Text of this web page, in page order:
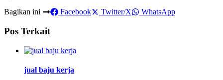
Bagikan ini
Facebook Twitter/X WhatsApp
Pos Terkait
jual baju kerja